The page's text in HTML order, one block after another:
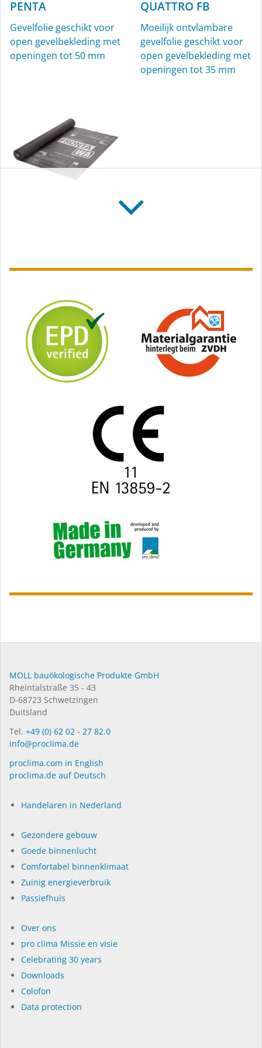
KAFLEX
Kabelmanchetten, Ø 4,8-
12 mm, voor binnen en
ROFLEX
Buismanchetten voor
binnen en buiten
PENTA
Gevelfolie geschikt voor
open gevelbekleding met
openingen tot 50 mm
QUATTRO FB
Moeilijk ontvlambare
gevelfolie geschikt voor
open gevelbekleding met
openingen tot 35 mm
gesloten gevelbekleding
MOLL bauökologische Produkte GmbH
Rheintalstraße 35 - 43
D-68723 Schwetzingen
Duitsland
Tel. +49 (0) 62 02 - 27 82.0
info@proclima.de
proclima.com in English
proclima.de auf Deutsch
Handelaren in Nederland
Gezondere gebouw
Goede binnenlucht
Comfortabel binnenklimaat
Zuinig energieverbruik
Passiefhuis
Over ons
pro clima Missie en visie
Celebrating 30 years
Dow­n­loads
Colofon
Data protection